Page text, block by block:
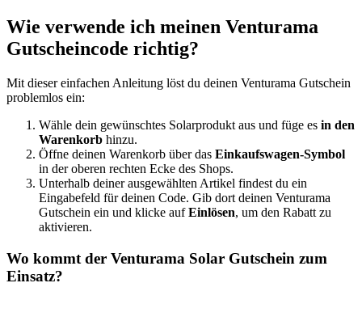
Wie verwende ich meinen Venturama
Gutscheincode richtig?
Mit dieser einfachen Anleitung löst du deinen Venturama Gutschein
problemlos ein:
Wähle dein gewünschtes Solarprodukt aus und füge es in den
Warenkorb hinzu.
Öffne deinen Warenkorb über das Einkaufswagen-Symbol
in der oberen rechten Ecke des Shops.
Unterhalb deiner ausgewählten Artikel findest du ein
Eingabefeld für deinen Code. Gib dort deinen Venturama
Gutschein ein und klicke aufEinlösen, um den Rabatt zu
aktivieren.
Wo kommt der Venturama Solar Gutschein zum
Einsatz?